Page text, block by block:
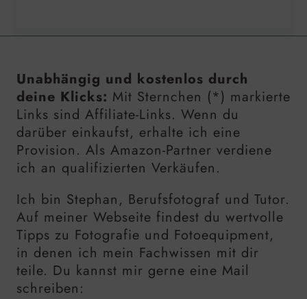
Unabhängig und kostenlos durch
deine Klicks: Mit Sternchen (*) markierte
Links sind Affiliate-Links. Wenn du
darüber einkaufst, erhalte ich eine
Provision. Als Amazon-Partner verdiene
ich an qualifizierten Verkäufen.
Ich bin Stephan, Berufsfotograf und Tutor.
Auf meiner Webseite findest du wertvolle
Tipps zu Fotografie und Fotoequipment,
in denen ich mein Fachwissen mit dir
teile. Du kannst mir gerne eine Mail
schreiben: